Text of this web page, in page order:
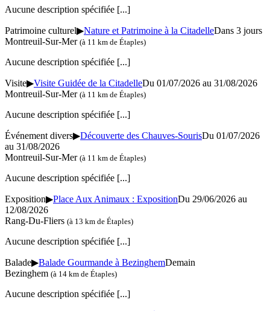
Aucune description spécifiée [...]
Patrimoine culturel▶Nature et Patrimoine à la CitadelleDans 3 jours
Montreuil-Sur-Mer (à 11 km de Étaples)
Aucune description spécifiée [...]
Visite▶Visite Guidée de la CitadelleDu 01/07/2026 au 31/08/2026
Montreuil-Sur-Mer (à 11 km de Étaples)
Aucune description spécifiée [...]
Événement divers▶Découverte des Chauves-SourisDu 01/07/2026
au 31/08/2026
Montreuil-Sur-Mer (à 11 km de Étaples)
Aucune description spécifiée [...]
Exposition▶Place Aux Animaux : ExpositionDu 29/06/2026 au
12/08/2026
Rang-Du-Fliers (à 13 km de Étaples)
Aucune description spécifiée [...]
Balade▶Balade Gourmande à BezinghemDemain
Bezinghem (à 14 km de Étaples)
Aucune description spécifiée [...]